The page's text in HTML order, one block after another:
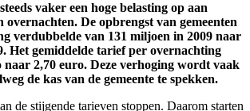
vaker een hoge belasting op aan
overnachten. De opbrengst van gemeenten
verdubbelde van 131 miljoen in 2009 naar
Het gemiddelde tarief per overnachting
naar 2,70 euro. Deze verhoging wordt vaak
de kas van de gemeente te spekken.
de stijgende tarieven stoppen. Daarom starten